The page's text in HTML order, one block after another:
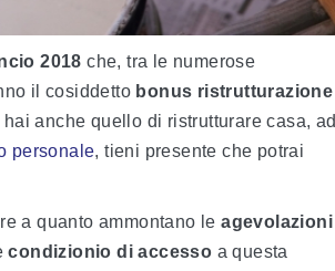
2018 che, tra le numerose
il cosiddetto bonus ristrutturazione
anche quello di ristrutturare casa, ad
personale, tieni presente che potrai
a quanto ammontano leagevolazioni
condizionio di accesso a questa